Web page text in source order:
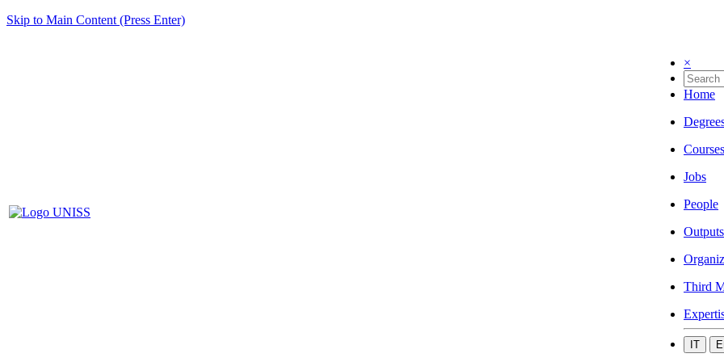
Skip to Main Content (Press Enter)
×
Home
Courses
Jobs
People
Outputs
Third
IT